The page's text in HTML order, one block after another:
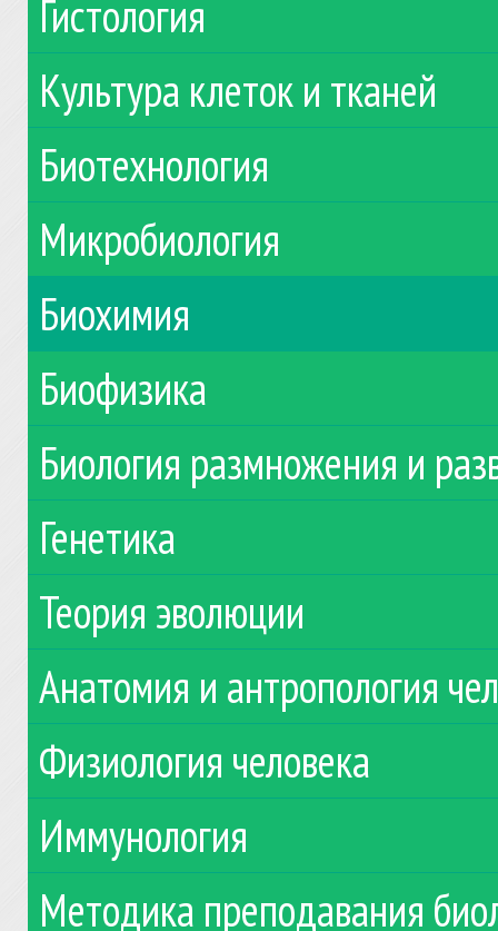
Гистология
Культура клеток и тканей
Биотехнология
Микробиология
Биохимия
Биофизика
Биология размножения и
Генетика
Теория эволюции
Анатомия и антропология
Физиология человека
Иммунология
Методика преподавания